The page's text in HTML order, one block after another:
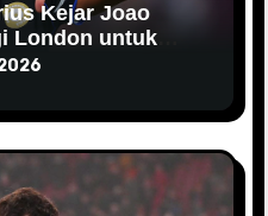
Kejar Joao
London untuk